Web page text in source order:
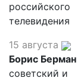
российского
телевидения
15 августа
Борис Берман
советский и